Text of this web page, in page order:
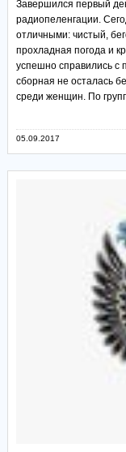
Завершился первый
радиопеленгации.
отличными: чистый,
прохладная погода и
успешно справились с
сборная не осталась
среди женщин. По
05.09.2017